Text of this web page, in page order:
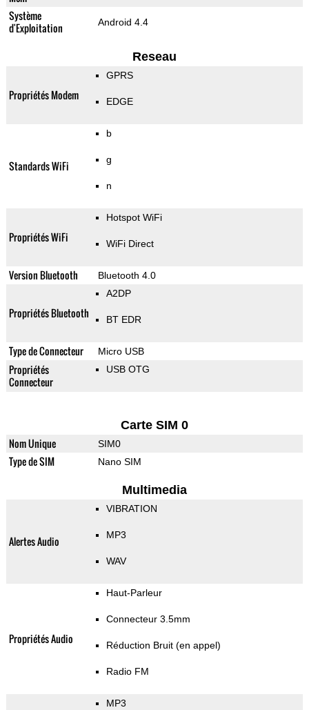
Système
d'Exploitation
Android 4.4
Reseau
Propriétés Modem
GPRS
EDGE
Standards WiFi
b
g
n
Propriétés WiFi
Hotspot WiFi
WiFi Direct
Version Bluetooth Bluetooth 4.0
Propriétés Bluetooth
A2DP
BT EDR
Type de Connecteur Micro USB
Propriétés
Connecteur
USB OTG
Carte SIM 0
Nom Unique SIM0
Type de SIM Nano SIM
Multimedia
Alertes Audio
VIBRATION
MP3
WAV
Propriétés Audio
Haut-Parleur
Connecteur 3.5mm
Réduction Bruit (en appel)
Radio FM
MP3